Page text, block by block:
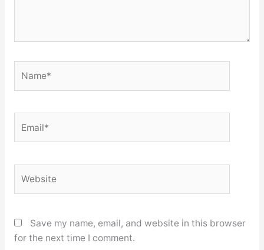
Save my name, email, and website in this browser
for the next time I comment.